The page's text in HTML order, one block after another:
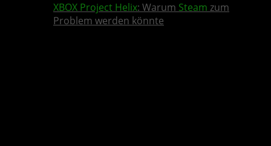
XBOX Project Helix: Warum Steam zum
Problem werden könnte